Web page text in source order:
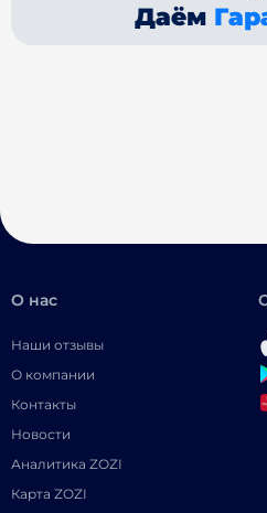
Даём
О нас
Наши отзывы
О компании
Контакты
Новости
Аналитика ZOZI
Карта ZOZI